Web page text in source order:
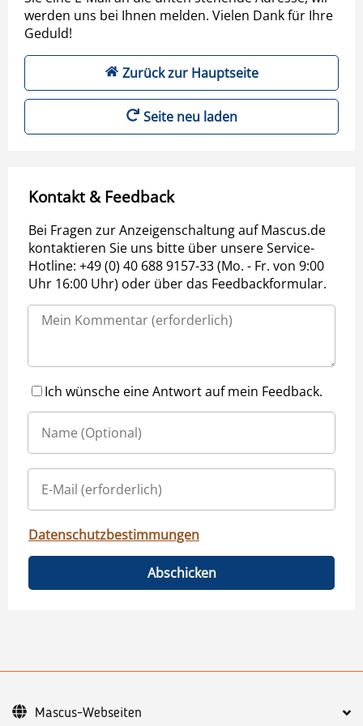
werden uns bei Ihnen melden. Vielen Dank für Ihre
Geduld!
Zurück zur Hauptseite
Seite neu laden
Kontakt & Feedback
Bei Fragen zur Anzeigenschaltung auf Mascus.de
kontaktieren Sie uns bitte über unsere Service-
Hotline: +49 (0) 40 688 9157-33 (Mo. - Fr. von 9:00
Uhr 16:00 Uhr) oder über das Feedbackformular.
Ich wünsche eine Antwort auf mein Feedback.
Datenschutzbestimmungen
Abschicken
Mascus-Webseiten